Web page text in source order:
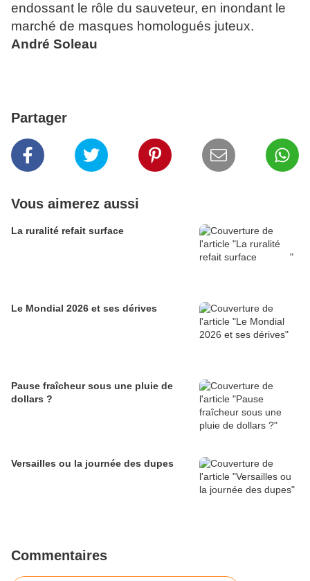
endossant le rôle du sauveteur, en inondant le
marché de masques homologués juteux.
André Soleau
Partager
Vous aimerez aussi
Le Mondial 2026 et ses dérives
Pause fraîcheur sous une pluie de
dollars ?
Versailles ou la journée des dupes
Commentaires